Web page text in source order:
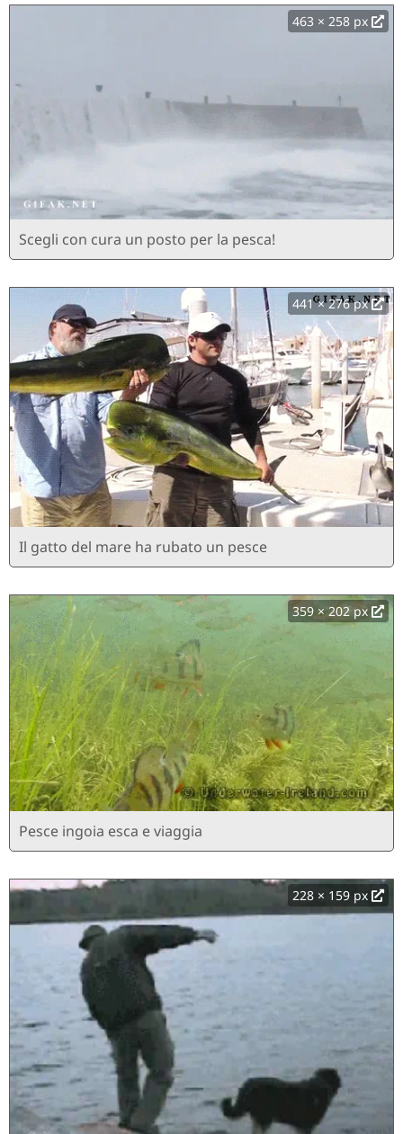
463 × 258 px
Scegli con cura un posto per la pesca!
441 × 276 px
Il gatto del mare ha rubato un pesce
359 × 202 px
Pesce ingoia esca e viaggia
228 × 159 px